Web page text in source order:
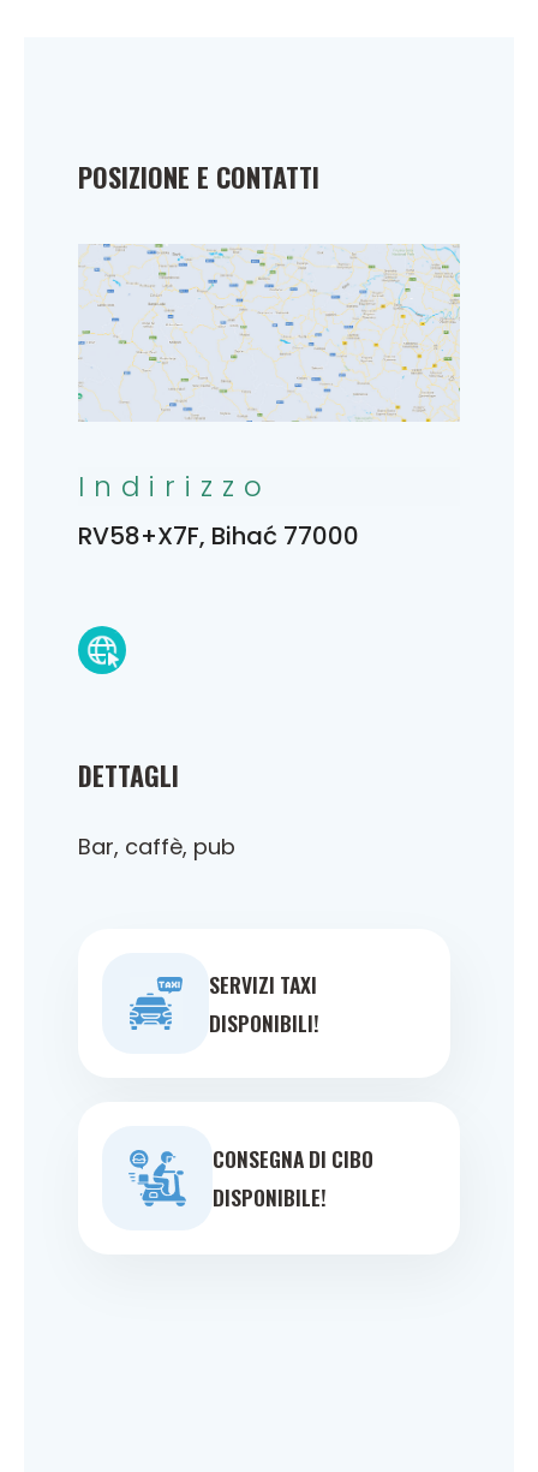
DETTAGLI
Bar, caffè, pub
SERVIZI TAXI
DISPONIBILI!
CONSEGNA DI CIBO
DISPONIBILE!
POSIZIONE E CONTATTI
Indirizzo
RV58+X7F, Bihać 77000